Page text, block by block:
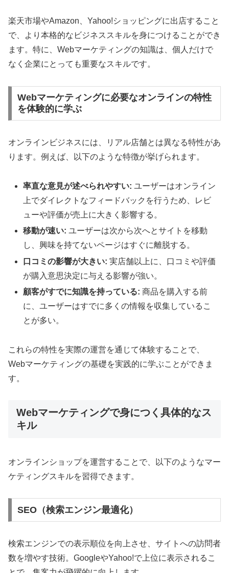
楽天市場やAmazon、Yahoo!ショッピングに出店すること
で、より本格的なビジネススキルを身につけることができ
ます。特に、Webマーケティングの知識は、個人だけで
なく企業にとっても重要なスキルです。
Webマーケティングに必要なオンラインの特性
を体験的に学ぶ
オンラインビジネスには、リアル店舗とは異なる特性があ
ります。例えば、以下のような特徴が挙げられます。
率直な意見が述べられやすい: ユーザーはオンライン
上でダイレクトなフィードバックを行うため、レビ
ューや評価が売上に大きく影響する。
移動が速い: ユーザーは次から次へとサイトを移動
し、興味を持てないページはすぐに離脱する。
口コミの影響が大きい: 実店舗以上に、口コミや評価
が購入意思決定に与える影響が強い。
顧客がすでに知識を持っている: 商品を購入する前
に、ユーザーはすでに多くの情報を収集しているこ
とが多い。
これらの特性を実際の運営を通じて体験することで、
Webマーケティングの基礎を実践的に学ぶことができま
す。
Webマーケティングで身につく具体的なス
キル
オンラインショップを運営することで、以下のようなマー
ケティングスキルを習得できます。
SEO（検索エンジン最適化）
検索エンジンでの表示順位を向上させ、サイトへの訪問者
数を増やす技術。GoogleやYahoo!で上位に表示されるこ